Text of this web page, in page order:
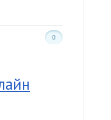
0